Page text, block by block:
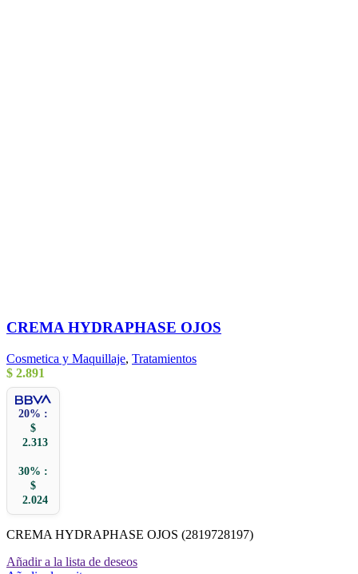
CREMA HYDRAPHASE OJOS
Cosmetica y Maquillaje, Tratamientos
$ 2.891
20% :
$
2.313
30% :
$
2.024
CREMA HYDRAPHASE OJOS (2819728197)
Añadir a la lista de deseos